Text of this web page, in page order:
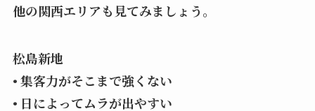
他の関西エリアも見てみましょう。
松島新地
• 集客力がそこまで強くない
• 日によってムラが出やすい